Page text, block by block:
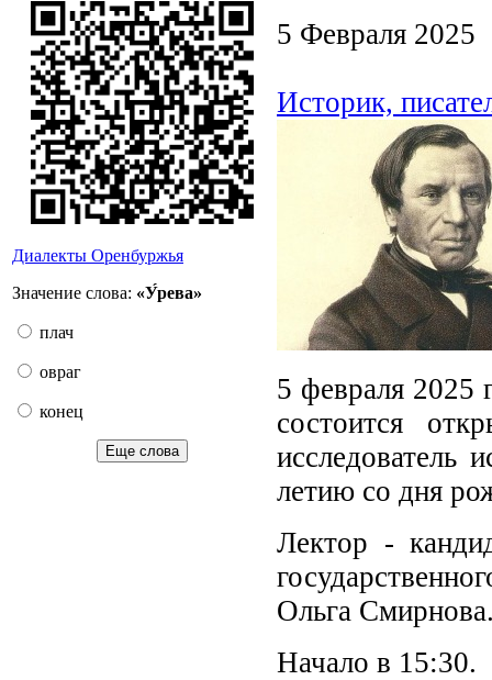
Диалекты Оренбуржья
Значение слова: «У́рева»
плач
овраг
конец
Еще слова
5 Февраля 2025
Историк,
5 февраля 2025
состоится
исследователь
летию со дня
Лектор -
Ольга
Начало в 15:30.